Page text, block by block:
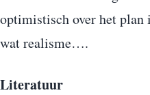
optimistisch over het plan
wat realisme….
Literatuur